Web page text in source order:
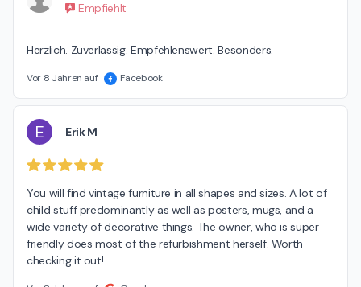
Empfiehlt
Herzlich. Zuverlässig. Empfehlenswert. Besonders.
Vor 8 Jahren auf Facebook
E Erik M
You will find vintage furniture in all shapes and sizes. A lot of
child stuff predominantly as well as posters, mugs, and a
wide variety of decorative things. The owner, who is super
friendly does most of the refurbishment herself. Worth
checking it out!